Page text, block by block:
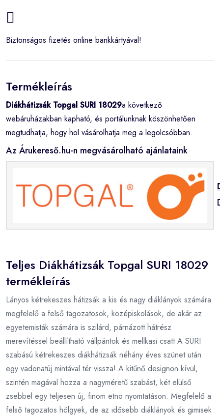
Biztonságos fizetés online bankkártyával!
Termékleírás
Diákhátizsák Topgal SURI 18029a következő
webáruházakban kapható, és portálunknak köszönhetően
megtudhatja, hogy hol vásárolhatja meg a legolcsóbban.
Az Árukereső.hu-n megvásárolható ajánlataink
Teljes Diákhátizsák Topgal SURI 18029
termékleírás
Lányos kétrekeszes hátizsák a kis és nagy diáklányok számára
megfelelő a felső tagozatosok, középiskolások, de akár az
egyetemisták számára is szilárd, párnázott hátrész
merevítéssel beállítható vállpántok és mellkasi csatt A SURI
szabású kétrekeszes diákhátizsák néhány éves szünet után
egy vadonatúj mintával tér vissza! A kitűnő designon kívül,
szintén magával hozza a nagyméretű szabást, két elülső
zsebbel egy teljesen új, finom etno nyomtatáson. Megfelelő a
felső tagozatos hölgyek, de az idősebb diáklányok és gimisek